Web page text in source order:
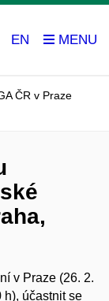
EN
ČR v Praze
v Praze (26. 2.
h), účastnit se